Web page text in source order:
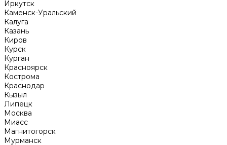
Иркутск
Каменск-Уральский
Калуга
Казань
Киров
Курск
Курган
Красноярск
Кострома
Краснодар
Кызыл
Липецк
Москва
Миасс
Магнитогорск
Мурманск